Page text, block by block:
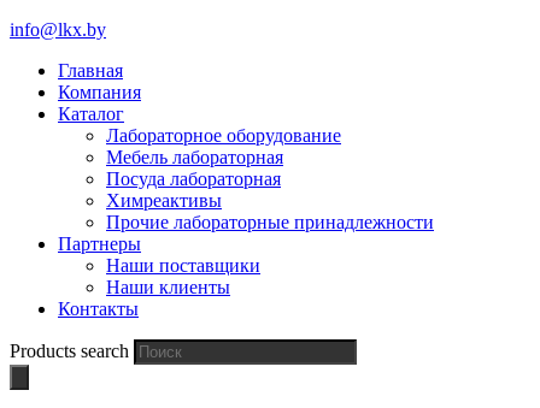
info@lkx.by
Главная
Компания
Каталог
Лабораторное оборудование
Мебель лабораторная
Посуда лабораторная
Химреактивы
Прочие лабораторные принадлежности
Партнеры
Наши поставщики
Наши клиенты
Контакты
Products search